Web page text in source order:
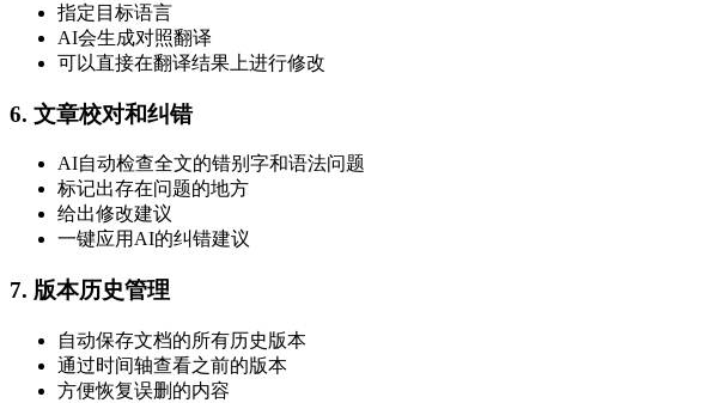
指定目标语言
AI会生成对照翻译
可以直接在翻译结果上进行修改
6. 文章校对和纠错
AI自动检查全文的错别字和语法问题
标记出存在问题的地方
给出修改建议
一键应用AI的纠错建议
7. 版本历史管理
自动保存文档的所有历史版本
通过时间轴查看之前的版本
方便恢复误删的内容